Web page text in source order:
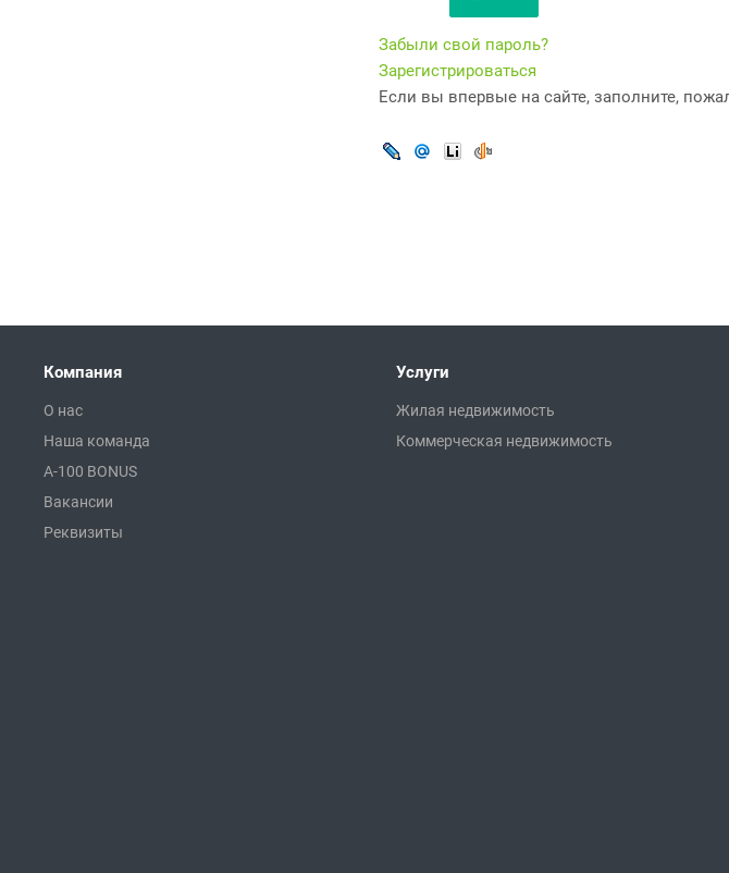
Забыли свой пароль?
Зарегистрироваться
Если вы впервые на сайте, заполните,
Компания
О нас
Наша команда
A-100 BONUS
Вакансии
Реквизиты
Услуги
Жилая недвижимость
Коммерческая недвижимость